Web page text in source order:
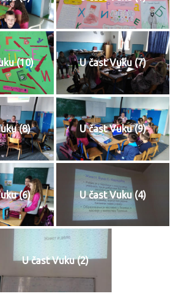
(10) U čast Vuku (7)
(8) U čast Vuku (9)
(6) U čast Vuku (4)
U čast Vuku (2)